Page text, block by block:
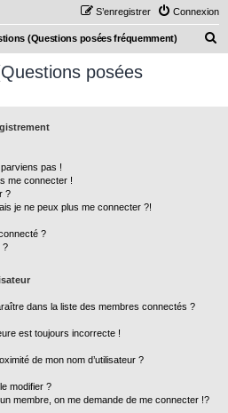
Connexion
S’enregistrer
(Questions posées fréquemment)
posées
parviens pas !
me connecter !
?
je ne peux plus me connecter ?!
?
?
dans la liste des membres connectés ?
est toujours incorrecte !
de mon nom d’utilisateur ?
modifier ?
membre, on me demande de me connecter !?